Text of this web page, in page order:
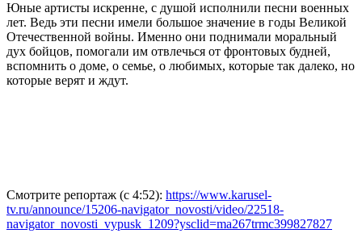
Юные артисты искренне, с душой исполнили песни военных
лет. Ведь эти песни имели большое значение в годы Великой
Отечественной войны. Именно они поднимали моральный
дух бойцов, помогали им отвлечься от фронтовых будней,
вспомнить о доме, о семье, о любимых, которые так далеко, но
которые верят и ждут.
Смотрите репортаж (с 4:52): https://www.karusel-
tv.ru/announce/15206-navigator_novosti/video/22518-
navigator_novosti_vypusk_1209?ysclid=ma267trmc399827827